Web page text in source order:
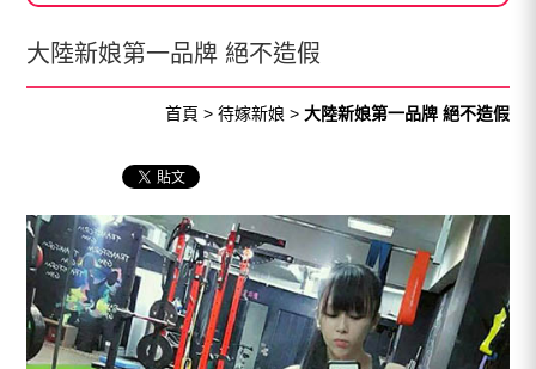
大陸新娘
大陸新娘第一品牌 絕不造假
首頁 > 待嫁新娘 > 大陸新娘第一品牌 絕不造假